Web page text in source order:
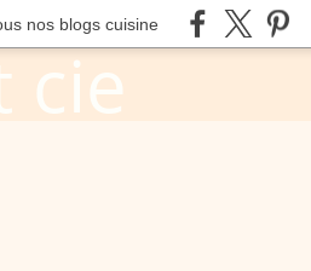
nos blogs cuisine